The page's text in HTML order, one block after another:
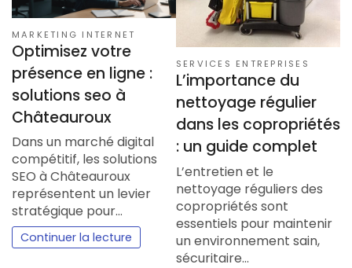
MARKETING INTERNET
Optimisez votre
présence en ligne :
solutions seo à
Châteauroux
Dans un marché digital
compétitif, les solutions
SEO à Châteauroux
représentent un levier
stratégique pour…
Continuer la lecture
SERVICES ENTREPRISES
L’importance du
nettoyage régulier
dans les copropriétés
: un guide complet
L’entretien et le
nettoyage réguliers des
copropriétés sont
essentiels pour maintenir
un environnement sain,
sécuritaire…